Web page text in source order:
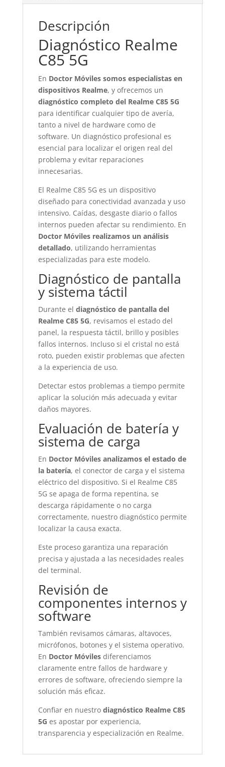
Descripción
Diagnóstico Realme
C85 5G
En Doctor Móviles somos especialistas en
dispositivos Realme, y ofrecemos un
diagnóstico completo del Realme C85 5G
para identificar cualquier tipo de avería,
tanto a nivel de hardware como de
software. Un diagnóstico profesional es
esencial para localizar el origen real del
problema y evitar reparaciones
innecesarias.
El Realme C85 5G es un dispositivo
diseñado para conectividad avanzada y uso
intensivo. Caídas, desgaste diario o fallos
internos pueden afectar su rendimiento. En
Doctor Móviles realizamos un análisis
detallado, utilizando herramientas
especializadas para este modelo.
Diagnóstico de pantalla
y sistema táctil
Durante el diagnóstico de pantalla del
Realme C85 5G, revisamos el estado del
panel, la respuesta táctil, brillo y posibles
fallos internos. Incluso si el cristal no está
roto, pueden existir problemas que afecten
a la experiencia de uso.
Detectar estos problemas a tiempo permite
aplicar la solución más adecuada y evitar
daños mayores.
Evaluación de batería y
sistema de carga
En Doctor Móviles analizamos el estado de
la batería, el conector de carga y el sistema
eléctrico del dispositivo. Si el Realme C85
5G se apaga de forma repentina, se
descarga rápidamente o no carga
correctamente, nuestro diagnóstico permite
localizar la causa exacta.
Este proceso garantiza una reparación
precisa y ajustada a las necesidades reales
del terminal.
Revisión de
componentes internos y
software
También revisamos cámaras, altavoces,
micrófonos, botones y el sistema operativo.
En Doctor Móvilesdiferenciamos
claramente entre fallos de hardware y
errores de software, ofreciendo siempre la
solución más eficaz.
Confiar en nuestro diagnóstico Realme C85
5G es apostar por experiencia,
transparencia y especialización en Realme.